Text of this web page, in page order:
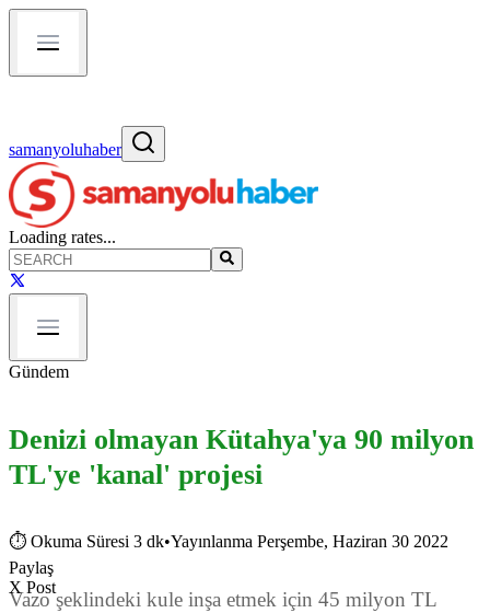
samanyoluhaber
Loading rates...
Gündem
Denizi olmayan Kütahya'ya 90 milyon
TL'ye 'kanal' projesi
⏱ Okuma Süresi 3 dk•Yayınlanma Perşembe, Haziran 30 2022
Paylaş
X Post
Vazo şeklindeki kule inşa etmek için 45 milyon TL